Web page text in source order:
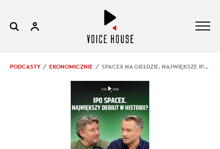
PODCASTY EKONOMICZNIE SPACEX NA GIEŁDZIE. NAJWIĘKSZE IPO W HISTORII.